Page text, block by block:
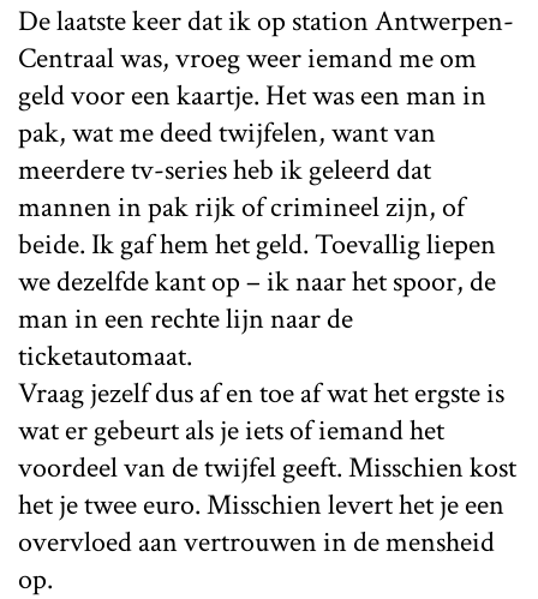
De laatste keer dat ik op station Antwerpen-
Centraal was, vroeg weer iemand me om
geld voor een kaartje. Het was een man in
pak, wat me deed twijfelen, want van
meerdere tv-series heb ik geleerd dat
mannen in pak rijk of crimineel zijn, of
beide. Ik gaf hem het geld. Toevallig liepen
we dezelfde kant op – ik naar het spoor, de
man in een rechte lijn naar de
ticketautomaat.
Vraag jezelf dus af en toe af wat het ergste is
wat er gebeurt als je iets of iemand het
voordeel van de twijfel geeft. Misschien kost
het je twee euro. Misschien levert het je een
overvloed aan vertrouwen in de mensheid
op.